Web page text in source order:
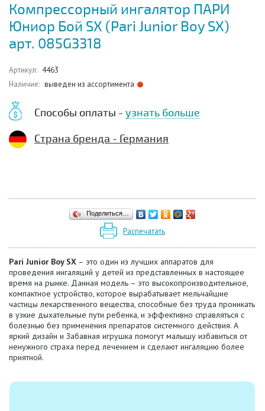
Компрессорный ингалятор ПАРИ
Юниор Бой SX (Pari Junior Boy SX)
арт. 085G3318
Артикул: 4463
Наличие: выведен из ассортимента
Способы оплаты - узнать больше
Страна бренда - Германия
Поделиться…
Распечатать
Pari Junior Boy SX – это один из лучших аппаратов для
проведения ингаляций у детей из представленных в настоящее
время на рынке. Данная модель – это высокопроизводительное,
компактное устройство, которое вырабатывает мельчайшие
частицы лекарственного вещества, способные без труда проникать
в узкие дыхательные пути ребенка, и эффективно справляться с
болезнью без применения препаратов системного действия. А
яркий дизайн и Забавная игрушка помогут малышу избавиться от
ненужного страха перед лечением и сделают ингаляцию более
приятной.